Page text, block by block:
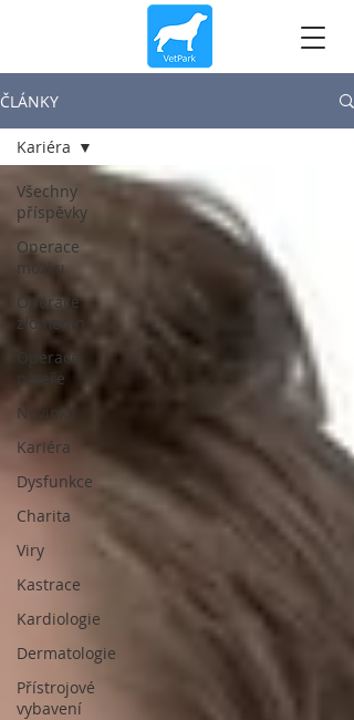
ČLÁNKY
Všechny
příspěvky
Operace
mozku
Operace
zlomenin
Operace
páteře
Novinky
Kariéra
Dysfunkce
Charita
Viry
Kastrace
Kardiologie
Dermatologie
Přístrojové
vybavení
Kariéra